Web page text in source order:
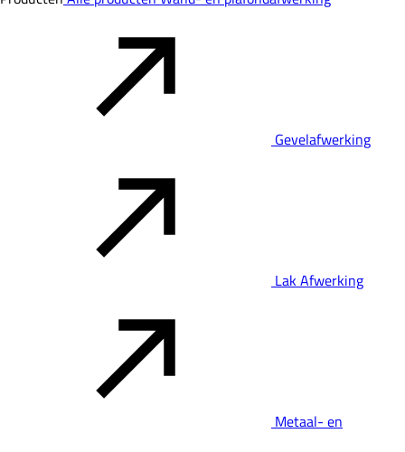
Gevelafwerking
Lak Afwerking
Metaal- en